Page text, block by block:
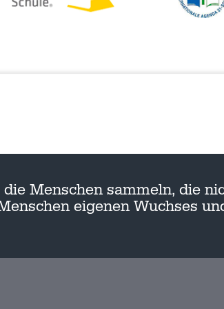
Menschen sammeln, die
eigenen Wuchses